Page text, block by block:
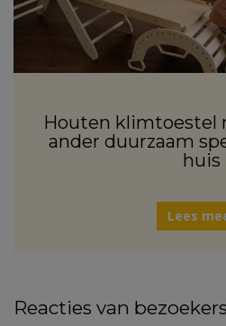
Houten klimtoestel
ander duurzaam
huis
Lees
Reacties van bezoekers